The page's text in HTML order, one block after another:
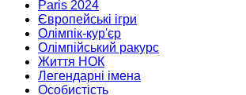
Paris 2024
Європейські ігри
Олімпік-кур'єр
Олімпійський ракурс
Життя НОК
Легендарні імена
Особистість